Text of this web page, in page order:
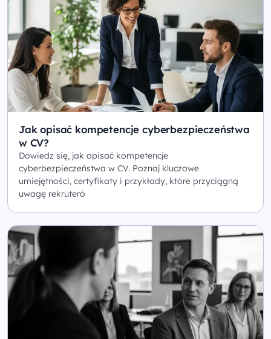
Jak opisać kompetencje cyberbezpieczeństwa
w CV?
Dowiedz się, jak opisać kompetencje
cyberbezpieczeństwa w CV. Poznaj kluczowe
umiejętności, certyfikaty i przykłady, które przyciągną
uwagę rekruteró